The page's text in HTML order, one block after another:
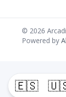
🇪🇸
© 2026
Powered by